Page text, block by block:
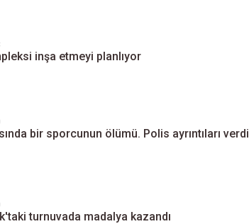
inşa etmeyi planlıyor
bir sporcunun ölümü. Polis ayrıntıları verdi
turnuvada madalya kazandı